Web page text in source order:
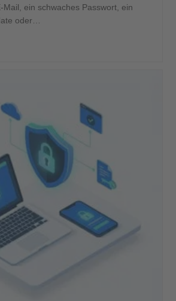
Mail, ein schwaches Passwort, ein
oder…